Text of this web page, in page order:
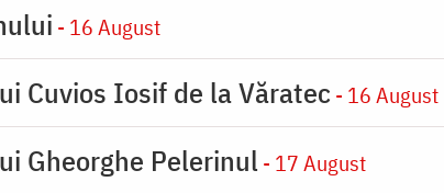
- 16 August
Cuvios Iosif de la Văratec - 16 August
Gheorghe Pelerinul - 17 August